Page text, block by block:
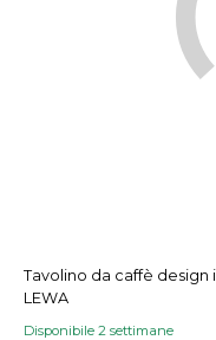
Tavolino da caffè design
LEWA
Disponibile 2 settimane